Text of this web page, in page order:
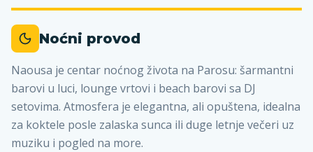
Noćni provod
Naousa je centar noćnog života na Parosu: šarmantni
barovi u luci, lounge vrtovi i beach barovi sa DJ
setovima. Atmosfera je elegantna, ali opuštena, idealna
za koktele posle zalaska sunca ili duge letnje večeri uz
muziku i pogled na more.